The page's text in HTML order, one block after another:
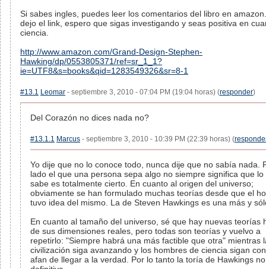
Si sabes ingles, puedes leer los comentarios del libro en
dejo el link, espero que sigas investigando y seas positiva en
ciencia.
http://www.amazon.com/Grand-Design-Stephen-
Hawking/dp/0553805371/ref=sr_1_1?
ie=UTF8&s=books&qid=1283549326&sr=8-1
#13.1 Leomar - septiembre 3, 2010 - 07:04 PM (19:04 horas) (responder)
Del Corazón no dices nada no?
#13.1.1 Marcus - septiembre 3, 2010 - 10:39 PM (22:39 horas) (
Yo dije que no lo conoce todo, nunca dije que no sabía nada.
lado el que una persona sepa algo no siempre significa que lo
sabe es totalmente cierto. En cuanto al origen del universo;
obviamente se han formulado muchas teorías desde que el
tuvo idea del mismo. La de Steven Hawkings es una más y
En cuanto al tamaño del universo, sé que hay nuevas teorías
de sus dimensiones reales, pero todas son teorías y vuelvo a
repetirlo: "Siempre habrá una más factible que otra" mientras
civilización siga avanzando y los hombres de ciencia sigan
afan de llegar a la verdad. Por lo tanto la toría de Hawkings